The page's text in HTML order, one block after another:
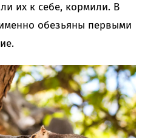
их к себе, кормили. В
обезьяны первыми